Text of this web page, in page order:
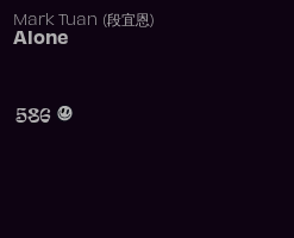
Mark Tuan (段宜恩)
Alone
586